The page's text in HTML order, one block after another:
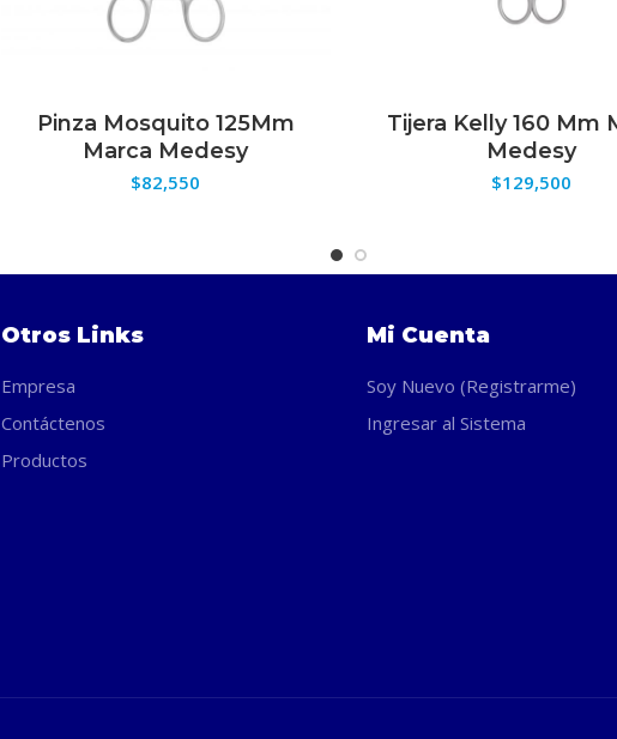
SELECCIONAR OPCIONES
Pinza Mosquito 125Mm
Marca Medesy
$82,550
SELECCIONAR
Tijera Kelly 160 Mm
Medesy
$129,500
Otros Links
Empresa
Contáctenos
Productos
Mi Cuenta
Soy Nuevo (Registrarme)
Ingresar al Sistema